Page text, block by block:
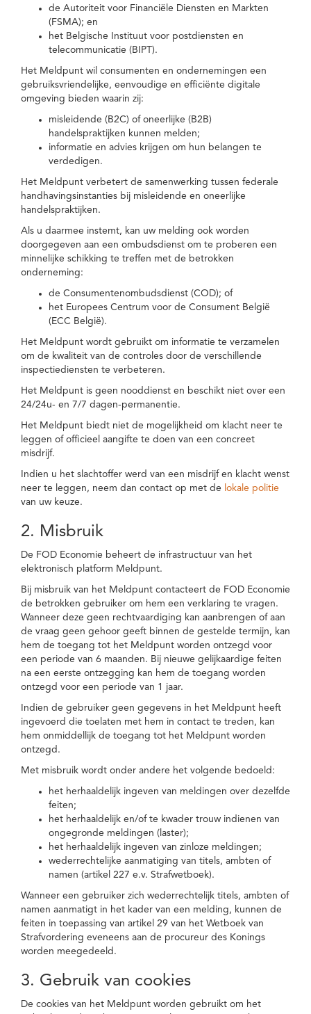
de Autoriteit voor Financiële Diensten en Markten
(FSMA); en
het Belgische Instituut voor postdiensten en
telecommunicatie (BIPT).
Het Meldpunt wil consumenten en ondernemingen een
gebruiksvriendelijke, eenvoudige en efficiënte digitale
omgeving bieden waarin zij:
misleidende (B2C) of oneerlijke (B2B)
handelspraktijken kunnen melden;
informatie en advies krijgen om hun belangen te
verdedigen.
Het Meldpunt verbetert de samenwerking tussen federale
handhavingsinstanties bij misleidende en oneerlijke
handelspraktijken.
Als u daarmee instemt, kan uw melding ook worden
doorgegeven aan een ombudsdienst om te proberen een
minnelijke schikking te treffen met de betrokken
onderneming:
de Consumentenombudsdienst (COD); of
het Europees Centrum voor de Consument België
(ECC België).
Het Meldpunt wordt gebruikt om informatie te verzamelen
om de kwaliteit van de controles door de verschillende
inspectiediensten te verbeteren.
Het Meldpunt is geen nooddienst en beschikt niet over een
24/24u- en 7/7 dagen-permanentie.
Het Meldpunt biedt niet de mogelijkheid om klacht neer te
leggen of officieel aangifte te doen van een concreet
misdrijf.
Indien u het slachtoffer werd van een misdrijf en klacht wenst
neer te leggen, neem dan contact op met de lokale politie
van uw keuze.
2. Misbruik
De FOD Economie beheert de infrastructuur van het
elektronisch platform Meldpunt.
Bij misbruik van het Meldpunt contacteert de FOD Economie
de betrokken gebruiker om hem een verklaring te vragen.
Wanneer deze geen rechtvaardiging kan aanbrengen of aan
de vraag geen gehoor geeft binnen de gestelde termijn, kan
hem de toegang tot het Meldpunt worden ontzegd voor
een periode van 6 maanden. Bij nieuwe gelijkaardige feiten
na een eerste ontzegging kan hem de toegang worden
ontzegd voor een periode van 1 jaar.
Indien de gebruiker geen gegevens in het Meldpunt heeft
ingevoerd die toelaten met hem in contact te treden, kan
hem onmiddellijk de toegang tot het Meldpunt worden
ontzegd.
Met misbruik wordt onder andere het volgende bedoeld:
het herhaaldelijk ingeven van meldingen over dezelfde
feiten;
het herhaaldelijk en/of te kwader trouw indienen van
ongegronde meldingen (laster);
het herhaaldelijk ingeven van zinloze meldingen;
wederrechtelijke aanmatiging van titels, ambten of
namen (artikel 227 e.v. Strafwetboek).
Wanneer een gebruiker zich wederrechtelijk titels, ambten of
namen aanmatigt in het kader van een melding, kunnen de
feiten in toepassing van artikel 29 van het Wetboek van
Strafvordering eveneens aan de procureur des Konings
worden meegedeeld.
3. Gebruik van cookies
De cookies van het Meldpunt worden gebruikt om het